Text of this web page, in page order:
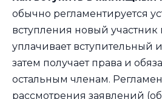
обычно регламентируется
вступления новый участник
уплачивает вступительный
затем получает права и
остальным членам.
рассмотрения заявлений